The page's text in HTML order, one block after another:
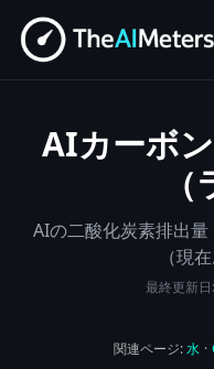
AIカーボ
AIの二酸化炭素排出
（現
最終更新日:
関連ページ:水 ·